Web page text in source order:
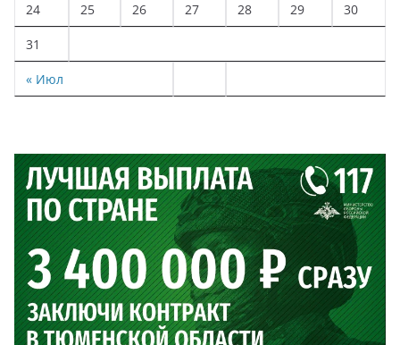
« Июл
24 25 26 27 28 29 30
31